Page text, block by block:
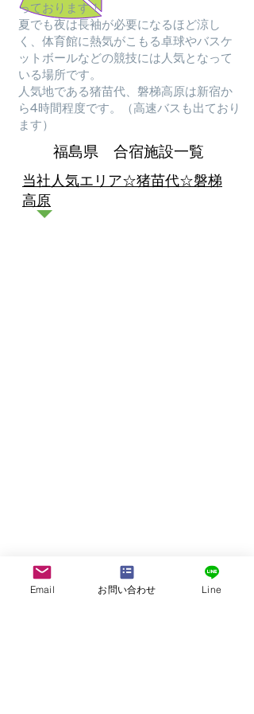
っております！
夏でも夜は長袖が必要になるほど涼し
く、体育館に熱気がこもる卓球やバスケ
ットボールなどの競技には人気となって
いる場所です。
人気地である猪苗代、磐梯高原は新宿か
ら4時間程度です。（高速バスも出ており
ます）
福島県 合宿施設一覧
当社人気エリア☆猪苗代☆磐梯
高原
Email お問い合わせ Line